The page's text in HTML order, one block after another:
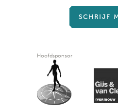
SCHRIJF
Hoofdsponsor